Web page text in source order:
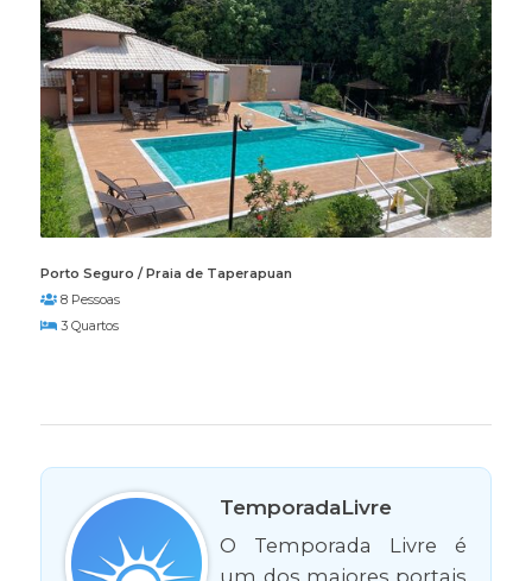
Porto Seguro / Praia de Taperapuan
8 Pessoas
3 Quartos
TemporadaLivre
O Temporada Livre é